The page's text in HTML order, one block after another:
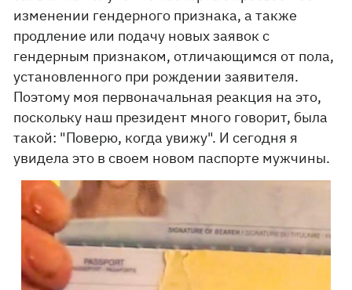
изменении гендерного признака, а также
продление или подачу новых заявок с
гендерным признаком, отличающимся от пола,
установленного при рождении заявителя.
Поэтому моя первоначальная реакция на это,
поскольку наш президент много говорит, была
такой: "Поверю, когда увижу". И сегодня я
увидела это в своем новом паспорте мужчины.